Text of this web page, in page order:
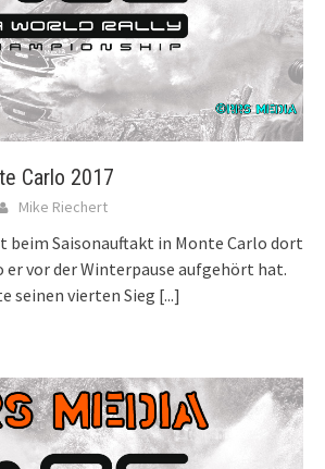
Carlo 2017
Mike Riechert
beim Saisonauftakt in Monte Carlo dort
vor der Winterpause aufgehört hat.
seinen vierten Sieg [...]